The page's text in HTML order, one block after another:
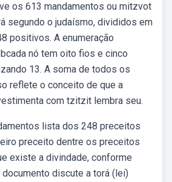
os 613 mandamentos ou mitzvot
segundo o judaísmo, divididos em
positivos. A enumeração
nó tem oito fios e cinco
13. A soma de todos os
reflete o conceito de que a
com tzitzit lembra seu.
lista dos 248 preceitos
preceito dentre os preceitos
existe a divindade, conforme
discute a torá (lei)